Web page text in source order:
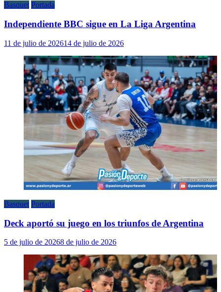
Basquet Portada
Independiente BBC sigue en La Liga Argentina
11 de julio de 202614 de julio de 2026
Basquet Portada
Deck aportó su juego en los triunfos de Argentina
5 de julio de 20268 de julio de 2026